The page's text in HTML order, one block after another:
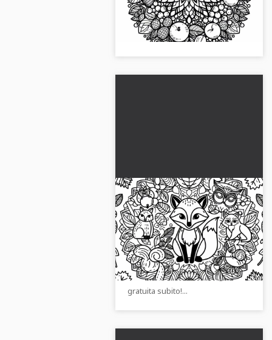
autunnali in design mandala ti
aspetta. Scaricala ora
gratuitamente!...
Animali della foresta
Mandala da colorare
Autunno Gratis
Questa creativa immagine da
colorare mostra incantevoli
animali del bosco in un mandala
autunnale. Scarica l'immagine
gratuita subito!...